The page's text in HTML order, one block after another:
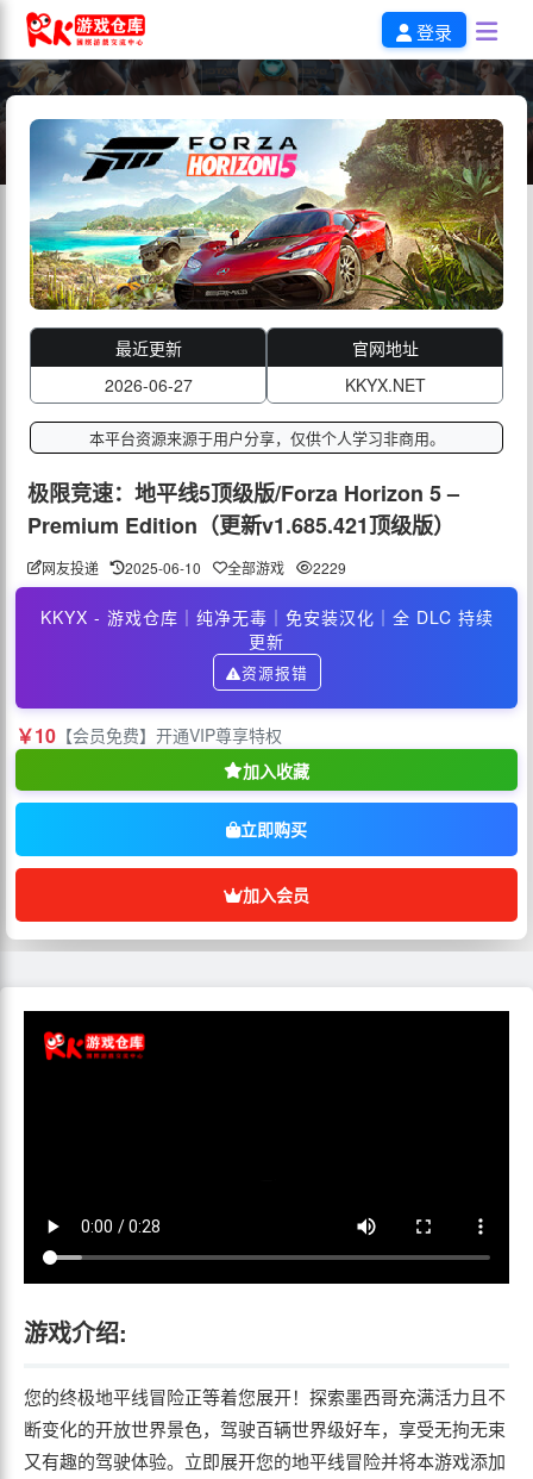
登录
最近更新
2026-06-27
官网地址
KKYX.NET
本平台资源来源于用户分享，仅供个人学习非商用。
极限竞速：地平线5顶级版/Forza Horizon 5 –
Premium Edition（更新v1.685.421顶级版）
网友投递 2025-06-10 全部游戏 2229
KKYX - 游戏仓库｜纯净无毒｜免安装汉化｜全 DLC 持续
更新
资源报错
￥10 【会员免费】开通VIP尊享特权
加入收藏
立即购买
加入会员
游戏介绍:
您的终极地平线冒险正等着您展开！探索墨西哥充满活力且不
断变化的开放世界景色，驾驶百辆世界级好车，享受无拘无束
又有趣的驾驶体验。立即展开您的地平线冒险并将本游戏添加